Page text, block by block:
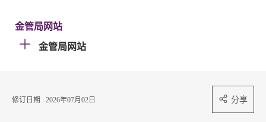
金管局网站
金管局网站
修订日期 : 2026年07月02日 分享